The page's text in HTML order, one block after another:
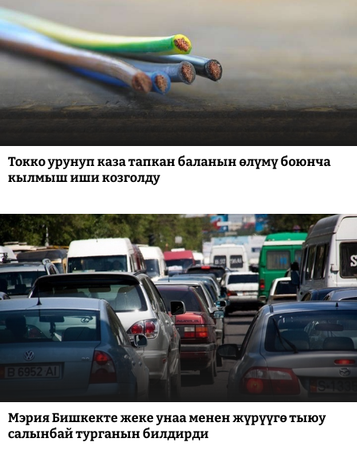
Токко урунуп каза тапкан баланын өлүмү боюнча
кылмыш иши козголду
Мэрия Бишкекте жеке унаа менен жүрүүгө тыюу
салынбай турганын билдирди